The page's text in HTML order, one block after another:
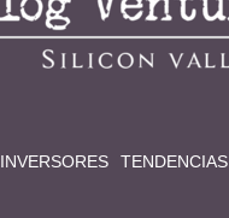
INVERSORES TENDENCIAS